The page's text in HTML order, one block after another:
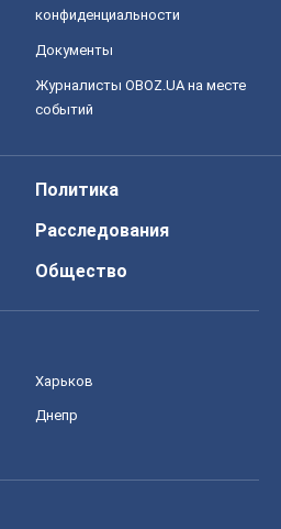
конфиденциальности
Документы
Журналисты OBOZ.UA на месте
событий
Политика
Расследования
Общество
Харьков
Днепр